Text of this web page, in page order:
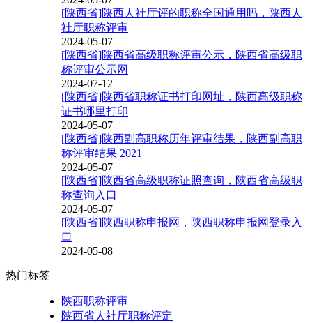
[陕西省]陕西人社厅评的职称全国通用吗，陕西人
社厅职称评审
2024-05-07
[陕西省]陕西省高级职称评审公示，陕西省高级职
称评审公示网
2024-07-12
[陕西省]陕西省职称证书打印网址，陕西高级职称
证书哪里打印
2024-05-07
[陕西省]陕西副高职称历年评审结果，陕西副高职
称评审结果 2021
2024-05-07
[陕西省]陕西省高级职称证照查询，陕西省高级职
称查询入口
2024-05-07
[陕西省]陕西职称申报网，陕西职称申报网登录入
口
2024-05-08
热门标签
陕西职称评审
陕西省人社厅职称评定